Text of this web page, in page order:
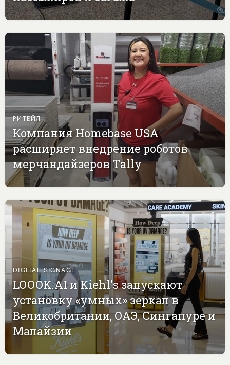
РИТЕЙЛ
Компания Homebase USA
расширяет внедрение роботов
мерчандайзеров Tally
DIGITAL SIGNAGE
LOOOK.AI и Kiehl's запускают
установку «умных» зеркал в
Великобритании, ОАЭ, Сингапуре и
Малайзии